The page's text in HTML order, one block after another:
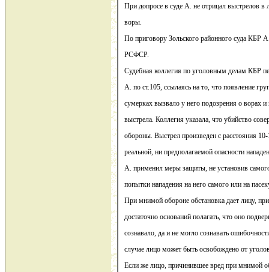
При допросе в суде А. не отрицал выстрелов в
воры.
По приговору Зольского районного суда КБР
РСФСР.
Судебная коллегия по уголовным делам КБР
А. по ст.105, ссылаясь на то, что появление
сумерках вызвало у него подозрения о ворах
выстрела. Коллегия указала, что убийство
обороны. Выстрел произведен с расстояния
реальной, ни предполагаемой опасности
А. применил меры защиты, не установив
попытки нападения на него самого или на
При мнимой обороне обстановка дает лицу,
достаточно оснований полагать, что оно
сознавало, да и не могло сознавать
случае лицо может быть освобождено от
Если же лицо, причинившее вред при мнимой